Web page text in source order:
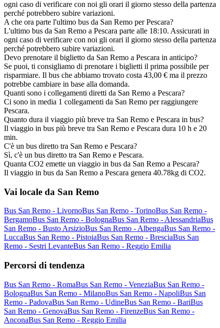
ogni caso di verificare con noi gli orari il giorno stesso della partenza
perché potrebbero subire variazioni.
A che ora parte l'ultimo bus da San Remo per Pescara?
L'ultimo bus da San Remo a Pescara parte alle 18:10. Assicurati in
ogni caso di verificare con noi gli orari il giorno stesso della partenza
perché potrebbero subire variazioni.
Devo prenotare il biglietto da San Remo a Pescara in anticipo?
Se puoi, ti consigliamo di prenotare i biglietti il prima possibile per
risparmiare. Il bus che abbiamo trovato costa 43,00 € ma il prezzo
potrebbe cambiare in base alla domanda.
Quanti sono i collegamenti diretti da San Remo a Pescara?
Ci sono in media 1 collegamenti da San Remo per raggiungere
Pescara.
Quanto dura il viaggio più breve tra San Remo e Pescara in bus?
Il viaggio in bus più breve tra San Remo e Pescara dura 10 h e 20
min.
C'è un bus diretto tra San Remo e Pescara?
Sì, c'è un bus diretto tra San Remo e Pescara.
Quanta CO2 emette un viaggio in bus da San Remo a Pescara?
Il viaggio in bus da San Remo a Pescara genera 40.78kg di CO2.
Vai locale da San Remo
Bus San Remo - LivornoBus San Remo - TorinoBus San Remo -
BergamoBus San Remo - BolognaBus San Remo - AlessandriaBus
San Remo - Busto ArsizioBus San Remo - AlbengaBus San Remo -
LuccaBus San Remo - PistoiaBus San Remo - BresciaBus San
Remo - Sestri LevanteBus San Remo - Reggio Emilia
Percorsi di tendenza
Bus San Remo - RomaBus San Remo - VeneziaBus San Remo -
BolognaBus San Remo - MilanoBus San Remo - NapoliBus San
Remo - PadovaBus San Remo - UdineBus San Remo - BariBus
San Remo - GenovaBus San Remo - FirenzeBus San Remo -
AnconaBus San Remo - Reggio Emilia